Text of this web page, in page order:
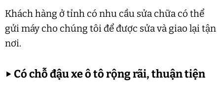
Khách hàng ở tỉnh có nhu cầu sửa chữa có thể
gửi máy cho chúng tôi để được sửa và giao lại tận
nơi.
▶ Có chỗ đậu xe ô tô rộng rãi, thuận tiện